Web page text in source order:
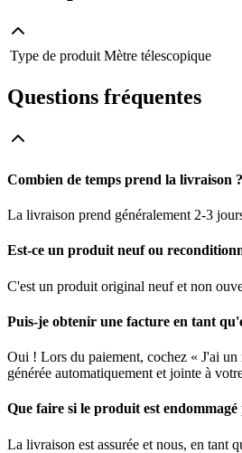
Type de produit Mètre télescopique
Questions fréquentes
Combien de temps prend la livraison ?
La livraison prend généralement 2-3
Est-ce un produit neuf ou
C'est un produit original neuf et non
Puis-je obtenir une facture en tant
Oui ! Lors du paiement, cochez « J'ai
générée automatiquement et jointe à
Que faire si le produit est
La livraison est assurée et nous, en tant